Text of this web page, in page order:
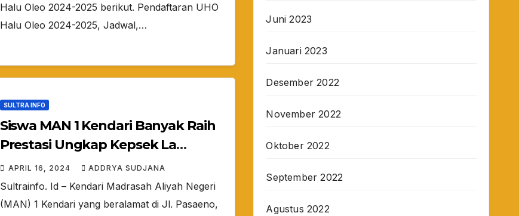
Halu Oleo 2024-2025 berikut. Pendaftaran UHO
Halu Oleo 2024-2025, Jadwal,…
SULTRA INFO
Siswa MAN 1 Kendari Banyak Raih
Prestasi Ungkap Kepsek La
Tangkalalo S.Pd., M.Pd
APRIL 16, 2024 ADDRYA SUDJANA
Sultrainfo. Id – Kendari Madrasah Aliyah Negeri
(MAN) 1 Kendari yang beralamat di Jl. Pasaeno,
Juni 2023
Januari 2023
Desember 2022
November 2022
Oktober 2022
September 2022
Agustus 2022